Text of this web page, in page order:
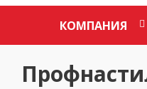
КОМПАНИЯ